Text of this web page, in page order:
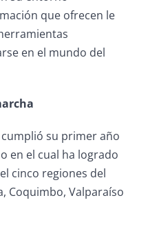
que ofrecen le
en el mundo del
su primer año
en el cual ha logrado
cinco regiones del
Coquimbo, Valparaíso